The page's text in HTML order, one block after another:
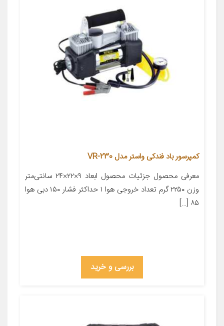
کمپرسور باد فندکی واستر مدل VR-230
معرفی محصول جزئیات محصول ابعاد ۹×۲۲×۲۴ سانتی‌متر
وزن ۲۲۵۰ گرم تعداد خروجی هوا ۱ حداکثر فشار ۱۵۰ دبی هوا
۸۵ […]
بررسی و خرید